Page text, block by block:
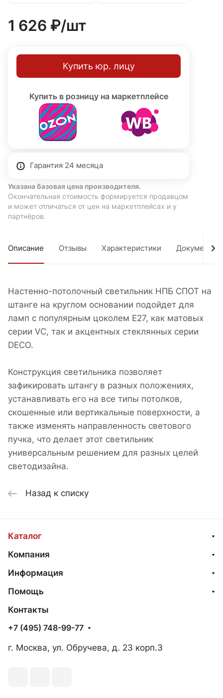
1 626 ₽/шт
Купить юр. лицу
Купить в розницу на маркетплейсе
Гарантия 24 месяца
Указана базовая цена производителя.
Окончательная стоимость формируется продавцом
и может отличаться от цен на маркетплейсах и у
партнёров.
Описание Отзывы Характеристики Документы
Настенно-потолочный светильник НПБ СПОТ на
штанге на круглом основании подойдет для
ламп c популярным цоколем Е27, как матовых
серии VC, так и акцентных стеклянных серии
DECO.
Конструкция светильника позволяет
зафикировать штангу в разных положениях,
устанавливать его на все типы потолков,
скошенные или вертикальные поверхности, а
также изменять направленность светового
пучка, что делает этот светильник
универсальным решением для разных целей
светодизайна.
Назад к списку
Каталог
Компания
Информация
Помощь
Контакты
+7 (495) 748-99-77
г. Москва, ул. Обручева, д. 23 корп.3